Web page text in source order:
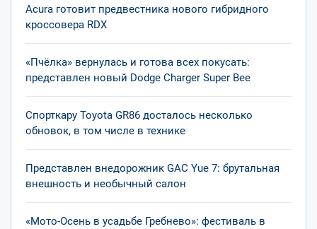
Acura готовит предвестника нового гибридного
кроссовера RDX
«Пчёлка» вернулась и готова всех покусать:
представлен новый Dodge Charger Super Bee
Спорткару Toyota GR86 досталось несколько
обновок, в том числе в технике
Представлен внедорожник GAC Yue 7: брутальная
внешность и необычный салон
«Мото-Осень в усадьбе Гребнево»: фестиваль в